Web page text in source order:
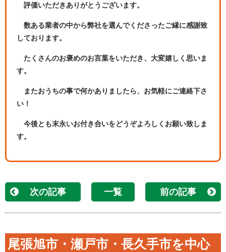
評価いただきありがとうございます。
数ある業者の中から弊社を選んでくださったご縁に感謝致
しております。
たくさんのお褒めのお言葉をいただき、大変嬉しく思いま
す。
またおうちの事で何かありましたら、お気軽にご連絡下さ
い！
今後とも末永いお付き合いをどうぞよろしくお願い致しま
す。
次の記事 一覧 前の記事
尾張旭市・瀬戸市・長久手市を中心